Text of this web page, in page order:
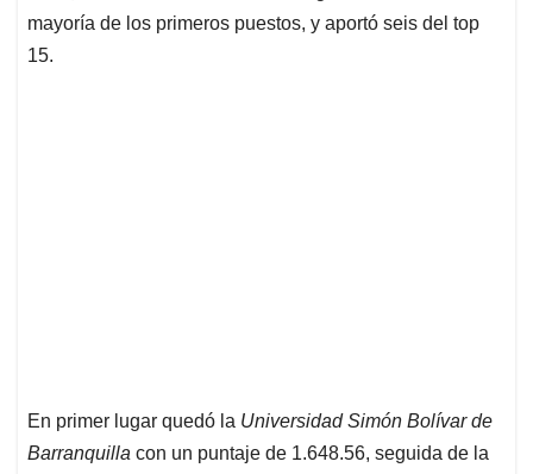
mayoría de los primeros puestos, y aportó seis del top
15.
En primer lugar quedó la Universidad Simón Bolívar de
Barranquilla con un puntaje de 1.648.56, seguida de la